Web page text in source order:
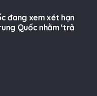
đang xem xét hạn
Quốc nhằm ‘trả